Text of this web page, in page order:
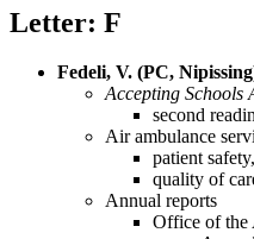
Letter: F
Fedeli, V. (PC,
Accepting Schools
second
Air ambulance
patient safety,
quality of
Annual reports
Office of the